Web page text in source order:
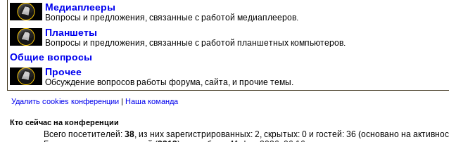
Медиаплееры
Вопросы и предложения, связанные с работой медиаплееров.
Планшеты
Вопросы и предложения, связанные с работой планшетных компьютеров.
Общие вопросы
Прочее
Обсуждение вопросов работы форума, сайта, и прочие темы.
Удалить cookies конференции | Наша команда
Кто сейчас на конференции
Всего посетителей: 38, из них зарегистрированных: 2, скрытых: 0 и гостей: 36 (основано на